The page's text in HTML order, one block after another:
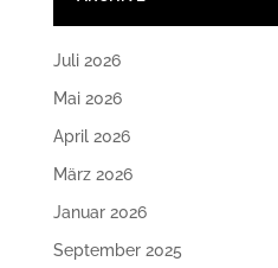
Juli 2026
Mai 2026
April 2026
März 2026
Januar 2026
September 2025